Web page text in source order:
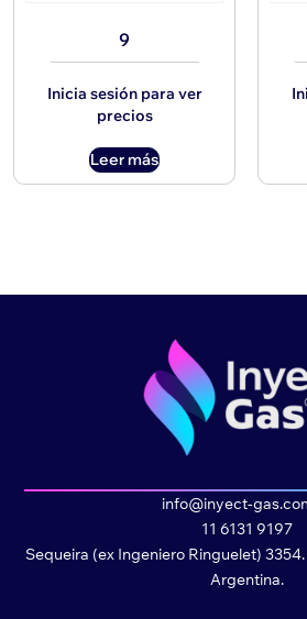
9
Inicia sesión para ver
precios
Leer más
info@inyect-
11 6131 9197
Sequeira (ex Ingeniero Ringuelet)
Argentina.